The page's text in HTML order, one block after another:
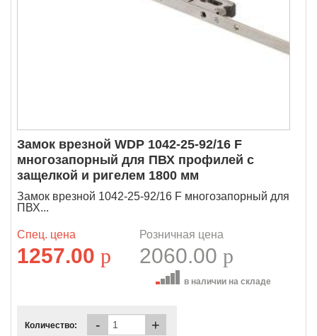
Замок врезной WDP 1042-25-92/16 F
многозапорный для ПВХ профилей с
защелкой и ригелем 1800 мм
Замок врезной 1042-25-92/16 F многозапорный для
ПВХ...
Спец. цена
1257.00 p
Розничная цена
2060.00 p
в наличии на складе
Количество: - +